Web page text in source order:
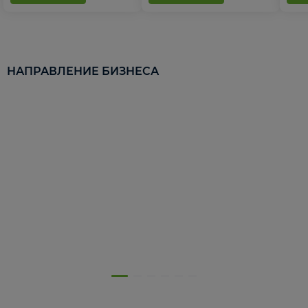
НАПРАВЛЕНИЕ БИЗНЕСА